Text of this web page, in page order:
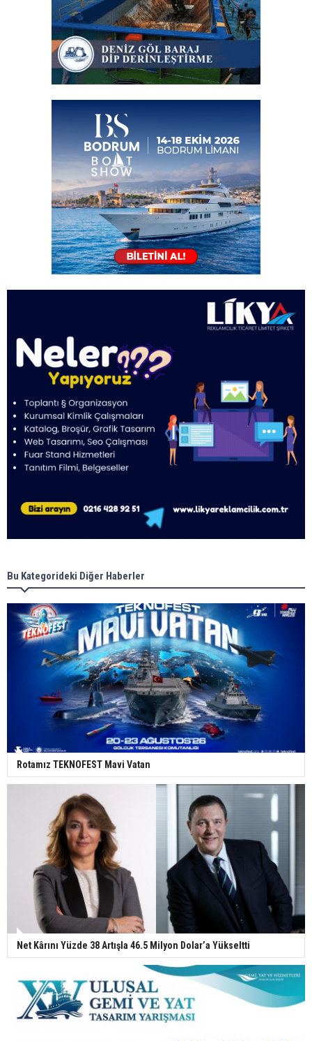
Bu Kategorideki Diğer Haberler
Rotamız TEKNOFEST Mavi Vatan
Net Kârını Yüzde 38 Artışla 46.5 Milyon Dolar’a Yükseltti